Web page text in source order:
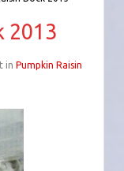
2013
in Pumpkin Raisin